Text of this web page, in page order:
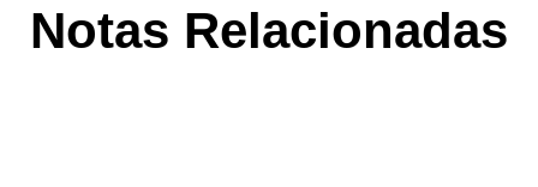
Notas Relacionadas